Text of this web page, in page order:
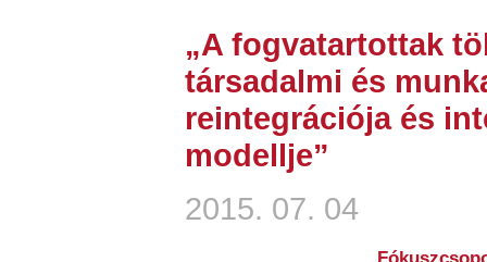
„A fogvatartottak
társadalmi és
reintegrációja és
modellje”
2015. 07. 04